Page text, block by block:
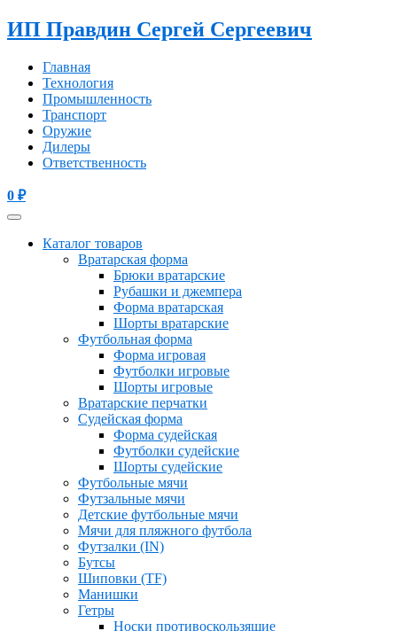
ИП Правдин Сергей Сергеевич
Главная
Технология
Промышленность
Транспорт
Оружие
Дилеры
Ответственность
0 ₽
Каталог товаров
Вратарская форма
Брюки вратарские
Рубашки и джемпера
Форма вратарская
Шорты вратарские
Футбольная форма
Форма игровая
Футболки игровые
Шорты игровые
Вратарские перчатки
Судейская форма
Форма судейская
Футболки судейские
Шорты судейские
Футбольные мячи
Футзальные мячи
Детские футбольные мячи
Мячи для пляжного футбола
Футзалки (IN)
Бутсы
Шиповки (TF)
Манишки
Гетры
Носки противоскользящие